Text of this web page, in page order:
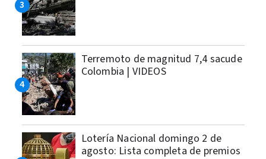
Terremoto de magnitud 7,4 sacude
Colombia | VIDEOS
Lotería Nacional domingo 2 de
agosto: Lista completa de premios